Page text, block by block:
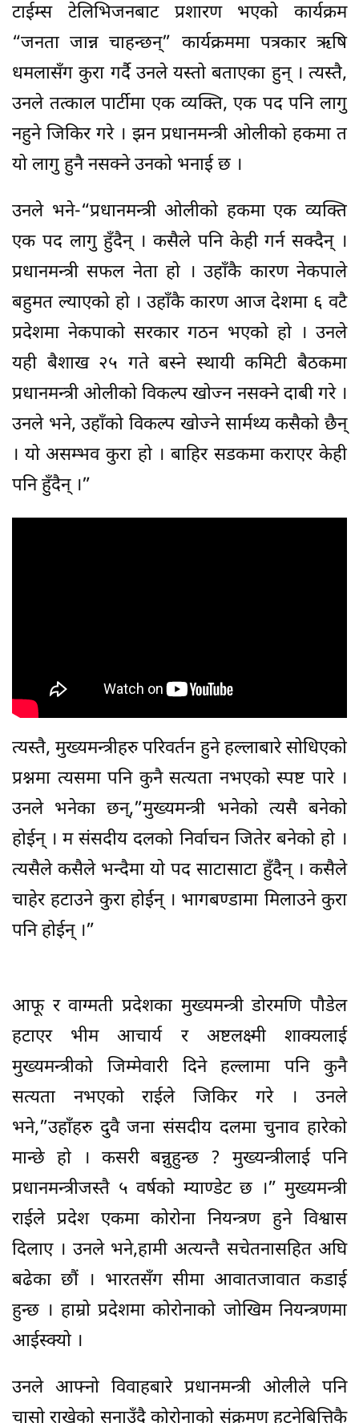
टाईम्स टेलिभिजनबाट प्रशारण भएको कार्यक्रम
“जनता जान्न चाहन्छन्” कार्यक्रममा पत्रकार ऋषि
धमलासँग कुरा गर्दै उनले यस्तो बताएका हुन् । त्यस्तै,
उनले तत्काल पार्टीमा एक व्यक्ति, एक पद पनि लागु
नहुने जिकिर गरे । झन प्रधानमन्त्री ओलीको हकमा त
यो लागु हुनै नसक्ने उनको भनाई छ ।
उनले भने-“प्रधानमन्त्री ओलीको हकमा एक व्यक्ति
एक पद लागु हुँदैन् । कसैले पनि केही गर्न सक्दैन् ।
प्रधानमन्त्री सफल नेता हो । उहाँकै कारण नेकपाले
बहुमत ल्याएको हो । उहाँकै कारण आज देशमा ६ वटै
प्रदेशमा नेकपाको सरकार गठन भएको हो । उनले
यही बैशाख २५ गते बस्ने स्थायी कमिटी बैठकमा
प्रधानमन्त्री ओलीको विकल्प खोज्न नसक्ने दाबी गरे ।
उनले भने, उहाँको विकल्प खोज्ने सार्मथ्य कसैको छैन्
। यो असम्भव कुरा हो । बाहिर सडकमा कराएर केही
पनि हुँदैन् ।”
त्यस्तै, मुख्यमन्त्रीहरु परिवर्तन हुने हल्लाबारे सोधिएको
प्रश्नमा त्यसमा पनि कुनै सत्यता नभएको स्पष्ट पारे ।
उनले भनेका छन्,”मुख्यमन्त्री भनेको त्यसै बनेको
होईन् । म संसदीय दलको निर्वाचन जितेर बनेको हो ।
त्यसैले कसैले भन्दैमा यो पद साटासाटा हुँदैन् । कसैले
चाहेर हटाउने कुरा होईन् । भागबण्डामा मिलाउने कुरा
पनि होईन् ।”
आफू र वाग्मती प्रदेशका मुख्यमन्त्री डोरमणि पौडेल
हटाएर भीम आचार्य र अष्टलक्ष्मी शाक्यलाई
मुख्यमन्त्रीको जिम्मेवारी दिने हल्लामा पनि कुनै
सत्यता नभएको राईले जिकिर गरे । उनले
भने,”उहाँहरु दुवै जना संसदीय दलमा चुनाव हारेको
मान्छे हो । कसरी बन्नुहुन्छ ? मुख्यन्त्रीलाई पनि
प्रधानमन्त्रीजस्तै ५ वर्षको म्याण्डेट छ ।” मुख्यमन्त्री
राईले प्रदेश एकमा कोरोना नियन्त्रण हुने विश्वास
दिलाए । उनले भने,हामी अत्यन्तै सचेतनासहित अघि
बढेका छौं । भारतसँग सीमा आवातजावात कडाई
हुन्छ । हाम्रो प्रदेशमा कोरोनाको जोखिम नियन्त्रणमा
आईस्क्यो ।
उनले आफ्नो विवाहबारे प्रधानमन्त्री ओलीले पनि
चासो राखेको सुनाउँदै कोरोनाको संक्रमण हट्नेबित्तिकै